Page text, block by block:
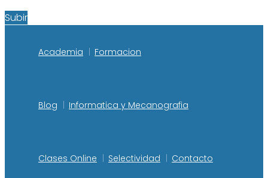
Subir
Academia Formacion
Blog Informatica y Mecanografia
Clases Online Selectividad Contacto